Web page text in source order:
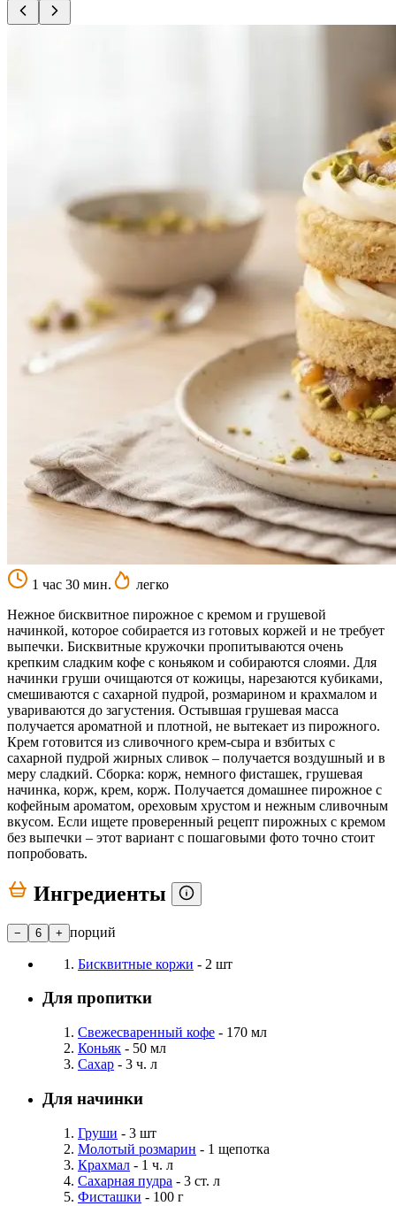
1 час 30 мин.
легко
Нежное бисквитное пирожное с кремом и грушевой
начинкой, которое собирается из готовых коржей и не требует
выпечки. Бисквитные кружочки пропитываются очень
крепким сладким кофе с коньяком и собираются слоями. Для
начинки груши очищаются от кожицы, нарезаются кубиками,
смешиваются с сахарной пудрой, розмарином и крахмалом и
увариваются до загустения. Остывшая грушевая масса
получается ароматной и плотной, не вытекает из пирожного.
Крем готовится из сливочного крем-сыра и взбитых с
сахарной пудрой жирных сливок – получается воздушный и в
меру сладкий. Сборка: корж, немного фисташек, грушевая
начинка, корж, крем, корж. Получается домашнее пирожное с
кофейным ароматом, ореховым хрустом и нежным сливочным
вкусом. Если ищете проверенный рецепт пирожных с кремом
без выпечки – этот вариант с пошаговыми фото точно стоит
попробовать.
Ингредиенты
− 6 + порций
Бисквитные коржи - 2 шт
Для пропитки
Свежесваренный кофе - 170 мл
Коньяк - 50 мл
Сахар - 3 ч. л
Для начинки
Груши - 3 шт
Молотый розмарин - 1 щепотка
Крахмал - 1 ч. л
Сахарная пудра - 3 ст. л
Фисташки - 100 г